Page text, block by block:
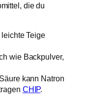
die du
Teige
wie Backpulver,
kann Natron
CHIP.